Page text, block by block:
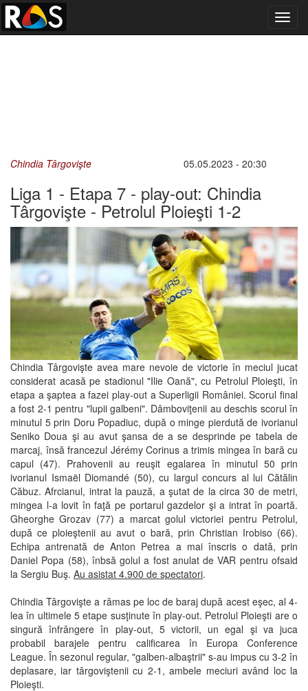
Chindia Târgovişte 05.05.2023 - 20:30
Liga 1 - Etapa 7 - play-out: Chindia
Târgovişte - Petrolul Ploieşti 1-2
Chindia Târgovişte avea mare nevoie de victorie în meciul jucat
considerat acasă pe stadionul "Ilie Oană", cu Petrolul Ploieşti, în
etapa a şaptea a fazei play-out a Superligii României. Scorul final
a fost 2-1 pentru "lupii galbeni". Dâmboviţenii au deschis scorul în
minutul 5 prin Doru Popadiuc, după o minge pierdută de ivorianul
Seniko Doua şi au avut şansa de a se desprinde pe tabela de
marcaj, însă francezul Jérémy Corinus a trimis mingea în bară cu
capul (47). Prahovenii au reuşit egalarea în minutul 50 prin
ivorianul Ismaël Diomandé (50), cu largul concurs al lui Cătălin
Căbuz. Afrcianul, intrat la pauză, a şutat de la circa 30 de metri,
mingea l-a lovit în faţă pe portarul gazdelor şi a intrat în poartă.
Gheorghe Grozav (77) a marcat golul victoriei pentru Petrolul,
după ce ploieştenii au avut o bară, prin Christian Irobiso (66).
Echipa antrenată de Anton Petrea a mai înscris o dată, prin
Daniel Popa (58), înbsă golul a fost anulat de VAR pentru ofsaid
la Sergiu Buş. Au asistat 4.900 de spectatori.
Chindia Târgovişte a rămas pe loc de baraj după acest eşec, al 4-
lea în ultimele 5 etape susţinute în play-out. Petrolul Ploieşti are o
singură înfrângere în play-out, 5 victorii, un egal şi va juca
probabil barajele pentru calificarea în Europa Conference
League. În sezonul regular, "galben-albaştrii" s-au impus cu 3-2 în
deplasare, iar târgoviştenii cu 2-1, ambele meciuri având loc la
Ploieşti.